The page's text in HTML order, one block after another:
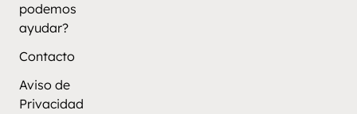
podemos
ayudar?
Contacto
Aviso de
Privacidad